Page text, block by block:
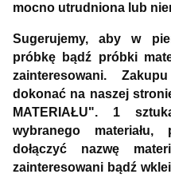
mocno utrudniona lub
Sugerujemy, aby w
próbkę bądź próbki
zainteresowani.
dokonać na naszej
MATERIAŁU". 1
wybranego
dołączyć nazwę
zainteresowani bądź